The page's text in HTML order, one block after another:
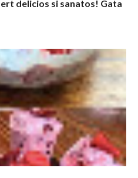
delicios si sanatos! Gata